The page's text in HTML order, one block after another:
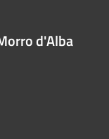
d'Alba